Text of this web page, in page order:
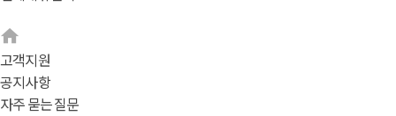
고객지원
공지사항
자주 묻는 질문